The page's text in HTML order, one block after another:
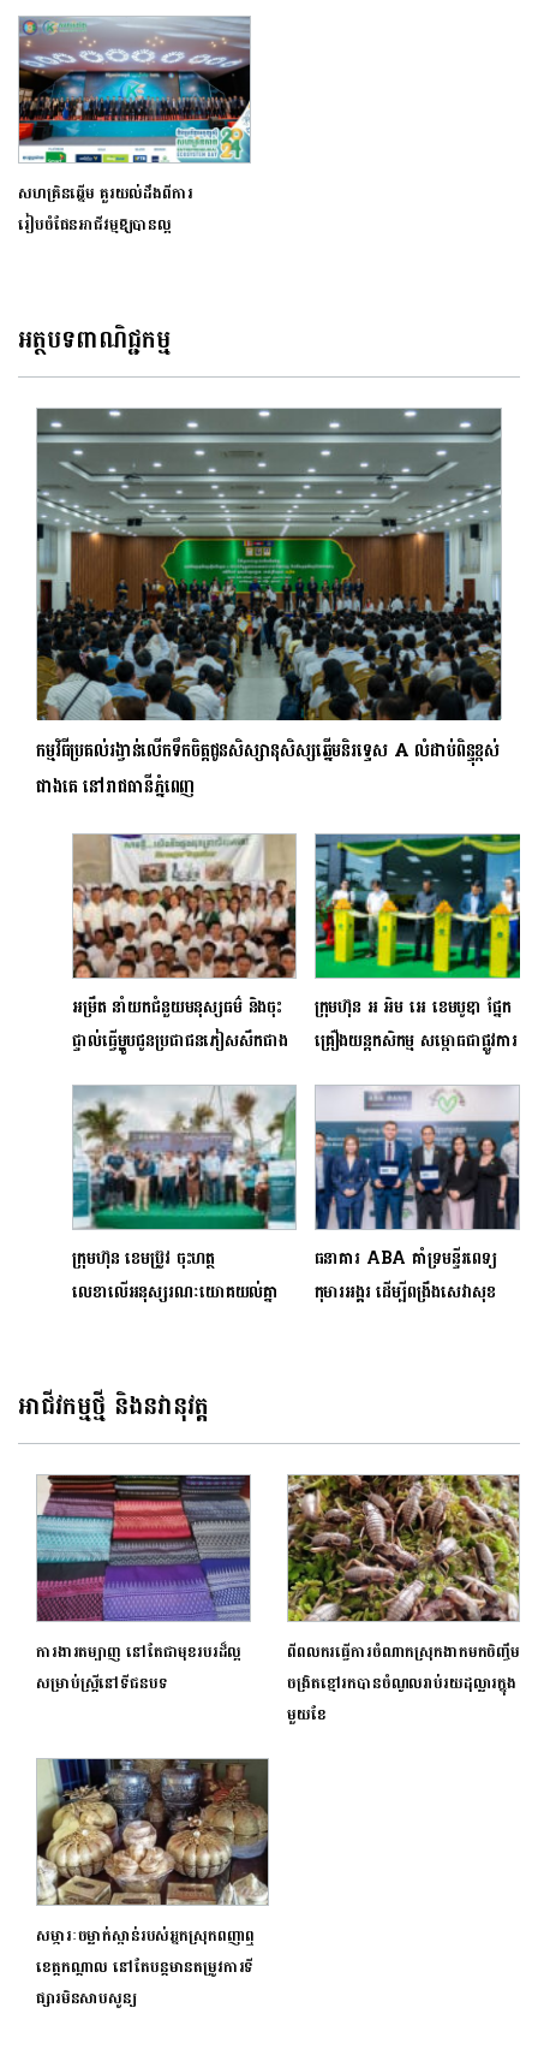
សហគ្រិនឆ្នើម គួរយល់ដឹងពីការ
រៀបចំផែនអាជីវម្មឱ្យបានល្អ
អត្ថបទពាណិជ្ជកម្ម
កម្មវិធីប្រគល់រង្វាន់លើកទឹកចិត្តជូនសិស្សានុសិស្សឆ្នើមនិរទ្ទេស A លំដាប់ពិន្ទុខ្ពស់
ជាងគេ នៅរាជធានីភ្នំពេញ
អម្រឹត នាំយកជំនួយមនុស្សធម៌ និងចុះ
ផ្ទាល់ធ្វើម្ហូបជូនប្រជាជនភៀសសឹកជាង
បាត់ដំបង និងបន្ទាយមានជ័យ
ក្រុមហ៊ុន អ អិម អេ ខេមបូឌា ផ្នែក
គ្រឿងយន្តកសិកម្ម សម្ពោធជាផ្លូវការ
សាខាខេត្តតាកែវ ជិតថ្នល់បែកគុស
ក្រុមហ៊ុន ខេមប្រ៊ូវ ចុះហត្ថ
លេខាលើអនុស្សរណៈយោគយល់គ្នា
សាស្រ្ដ»
ធនាគារ ABA គាំទ្រមន្ទីរពេទ្យ
កុមារអង្គរ ដើម្បីពង្រឹងសេវាសុខ
អាជីវកម្មថ្មី និងនវានុវត្ត
ការងារតម្បាញ នៅតែជាមុខរបរដ៏ល្អ
សម្រាប់ស្ត្រីនៅទីជនបទ
ពីពលករធ្វើការចំណាកស្រុកងាកមកចិញ្ចឹម
ចង្រិតខ្មៅរកបានចំណូលរាប់រយដុល្លារក្នុង
មួយខែ
សម្ភារៈចម្លាក់ស្ពាន់របស់អ្នកស្រុកពញាឮ
ខេត្តកណ្តាល នៅតែបន្តមានតម្រូវការទី
ផ្សារមិនសាបសូន្យ